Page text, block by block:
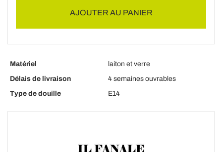
AJOUTER AU PANIER
Matériel
laiton et verre
Délais de livraison
4 semaines ouvrables
Type de douille
E14